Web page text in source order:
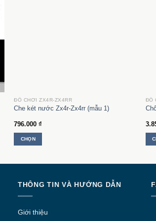
ĐỒ CHƠI ZX4R-ZX4RR
Che két nước Zx4r-Zx4rr (mẫu 1)
796.000₫
CHỌN
nhiều
biến
thể.
ĐỒ
THÔNG TIN VÀ HƯỚNG DẪN
Giới thiệu